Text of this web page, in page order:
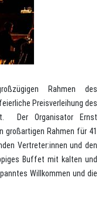
Rahmen des
Preisverleihung des
Der Organisator Ernst
großartigen Rahmen für 41
Vertreter:innen und den
Buffet mit kalten und
Willkommen und die